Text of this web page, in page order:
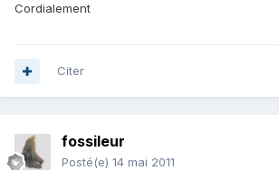
Cordialement
Citer
fossileur
Posté(e) 14 mai 2011